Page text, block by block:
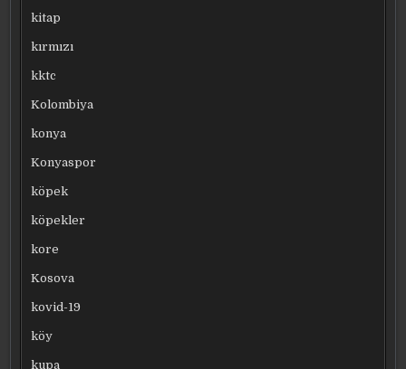
kitap
kırmızı
kktc
Kolombiya
konya
Konyaspor
köpek
köpekler
kore
Kosova
kovid-19
köy
kupa